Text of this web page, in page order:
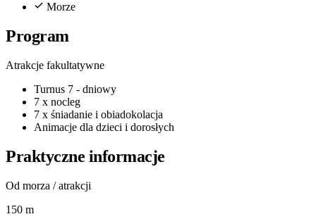
Morze
Program
Atrakcje fakultatywne
Turnus 7 - dniowy
7 x nocleg
7 x śniadanie i obiadokolacja
Animacje dla dzieci i dorosłych
Praktyczne informacje
Od morza / atrakcji
150 m